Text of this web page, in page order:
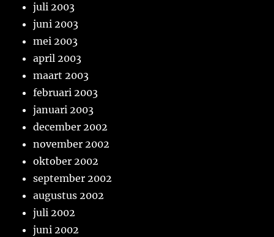
juli 2003
juni 2003
mei 2003
april 2003
maart 2003
februari 2003
januari 2003
december 2002
november 2002
oktober 2002
september 2002
augustus 2002
juli 2002
juni 2002